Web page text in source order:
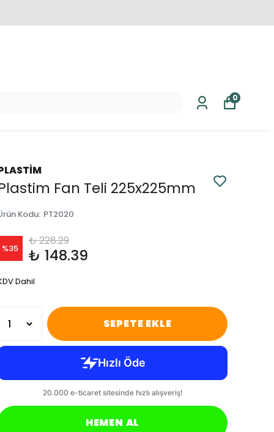
0
Fan Teli 225x225mm
Kodu: PT2020
%35
₺ 228.29
₺ 148.39
Dahil
SEPETE EKLE
HEMEN AL